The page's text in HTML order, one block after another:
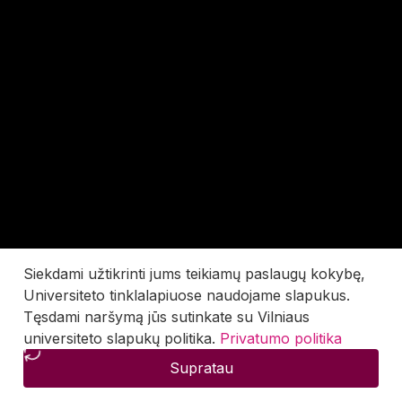
Siekdami užtikrinti jums teikiamų paslaugų kokybę,
Universiteto tinklalapiuose naudojame slapukus.
Tęsdami naršymą jūs sutinkate su Vilniaus
universiteto slapukų politika. Privatumo politika
Supratau